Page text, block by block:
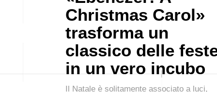
Christmas Carol»
trasforma un
classico delle
in un vero incubo
Il Natale è solitamente associato a luci,